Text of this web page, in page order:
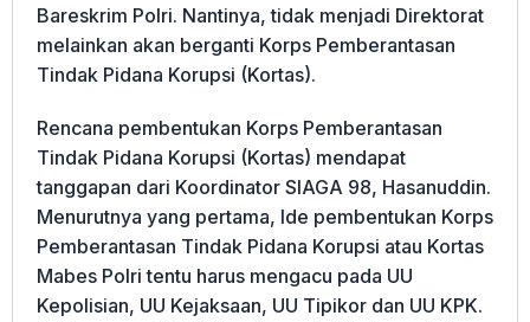
Bareskrim Polri. Nantinya, tidak menjadi Direktorat
melainkan akan berganti Korps Pemberantasan
Tindak Pidana Korupsi (Kortas).
Rencana pembentukan Korps Pemberantasan
Tindak Pidana Korupsi (Kortas) mendapat
tanggapan dari Koordinator SIAGA 98, Hasanuddin.
Menurutnya yang pertama, Ide pembentukan Korps
Pemberantasan Tindak Pidana Korupsi atau Kortas
Mabes Polri tentu harus mengacu pada UU
Kepolisian, UU Kejaksaan, UU Tipikor dan UU KPK.